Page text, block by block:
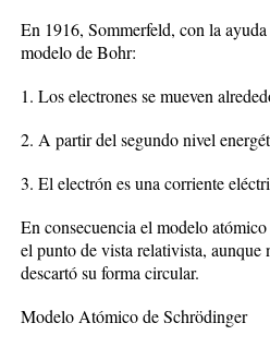
En 1916, Sommerfeld, con la
modelo de Bohr:
1. Los electrones se mueven
2. A partir del segundo nivel
3. El electrón es una corriente
En consecuencia el modelo
el punto de vista relativista, aunque
descartó su forma circular.
Modelo Atómico de Schrödinger